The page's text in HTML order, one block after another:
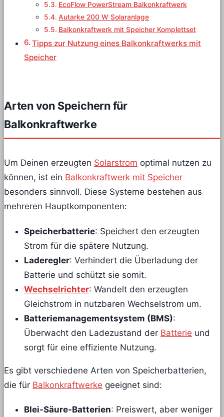
EcoFlow PowerStream Balkonkraftwerk
Autarke 200 W Solaranlage
Balkonkraftwerk mit Speicher Komplettset
Tipps zur Nutzung eines Balkonkraftwerks mit
Speicher
Arten von Speichern für
Balkonkraftwerke
Um Deinen erzeugten Solarstrom optimal nutzen zu
können, ist ein Balkonkraftwerk mit Speicher
besonders sinnvoll. Diese Systeme bestehen aus
mehreren Hauptkomponenten:
Speicherbatterie: Speichert den erzeugten
Strom für die spätere Nutzung.
Laderegler: Verhindert die Überladung der
Batterie und schützt sie somit.
Wechselrichter: Wandelt den erzeugten
Gleichstrom in nutzbaren Wechselstrom um.
Batteriemanagementsystem (BMS):
Überwacht den Ladezustand der Batterie und
sorgt für eine effiziente Nutzung.
Es gibt verschiedene Arten von Speicherbatterien,
die für Balkonkraftwerke geeignet sind:
Blei-Säure-Batterien: Preiswert, aber weniger